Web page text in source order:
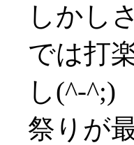
しかし
では打
し(^-^;)
祭りが